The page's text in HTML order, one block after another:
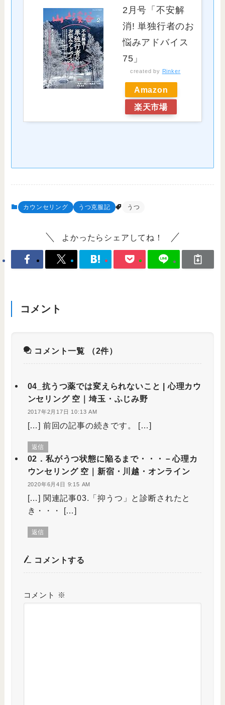
2月号「不安解
消! 単独行者のお
悩みアドバイス
75」
created by Rinker
Amazon
楽天市場
カウンセリング うつ克服記 うつ
よかったらシェアしてね！
コメント
コメント一覧 （2件）
04_抗うつ薬では変えられないこと | 心理カウ
ンセリング 空｜埼玉・ふじみ野
2017年2月17日 10:13 AM
[…] 前回の記事の続きです。 […]
返信
02．私がうつ状態に陥るまで・・・－心理カ
ウンセリング 空｜新宿・川越・オンライン
2020年6月4日 9:15 AM
[…] 関連記事03.「抑うつ」と診断されたと
き・・・ […]
返信
コメントする
コメント ※